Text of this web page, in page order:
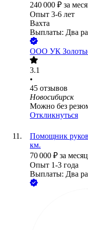
240 000 ₽ за
Опыт 3-6 лет
Вахта
Выплаты: Два
ООО УК
3.1
•
45 отзывов
Новосибирск
Можно без
Откликнуться
Помощник
км.
70 000 ₽ за
Опыт 1-3 года
Выплаты: Два